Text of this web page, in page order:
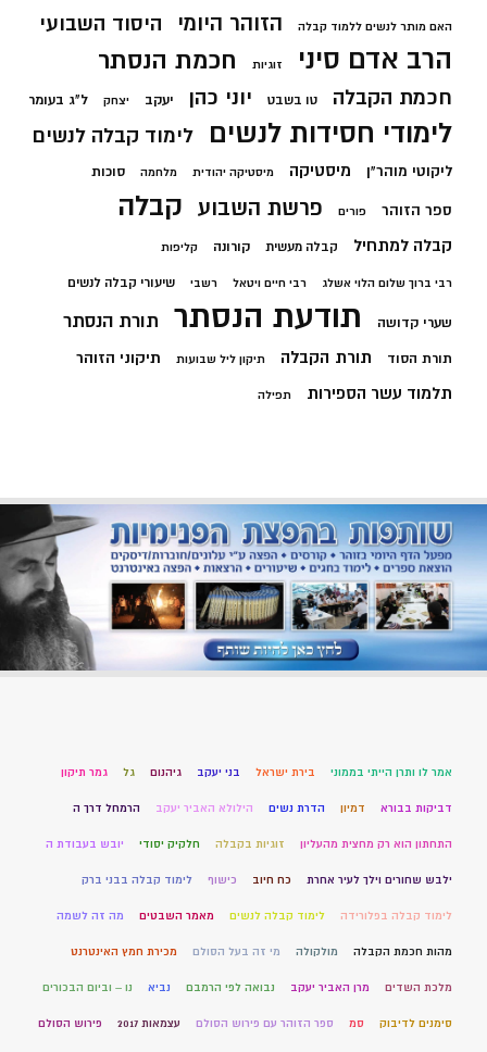
האם מותר לנשים ללמוד קבלה הזוהר היומי היסוד השבועי
הרב אדם סיני זוגיות חכמת הנסתר
חכמת הקבלה טו בשבט יוני כהן יעקב יצחק ל"ג בעומר
לימודי חסידות לנשים לימוד קבלה לנשים
ליקוטי מוהר"ן מיסטיקה מיסטיקה יהודית מלחמה סוכות
ספר הזוהר פורים פרשת השבוע קבלה
קבלה למתחיל קבלה מעשית קורונה קליפות
רבי ברוך שלום הלוי אשלג רבי חיים ויטאל רשבי שיעורי קבלה לנשים
שערי קדושה תודעת הנסתר תורת הנסתר
תורת הסוד תורת הקבלה תיקון ליל שבועות תיקוני הזוהר
תלמוד עשר הספירות תפילה
אמר לו ותרן הייתי בממוני בירת ישראל בני יעקב גיהנום גל גמר תיקון
דביקות בבורא דמיון הדרת נשים הילולא האביר יעקב הרמחל דרך ה
התחתון הוא רק מחצית מהעליון זוגיות בקבלה חלקיק יסודי יובש בעבודת ה
ילבש שחורים וילך לעיר אחרת כח חיוב כישוף לימוד קבלה בבני ברק
לימוד קבלה בפלורידה לימוד קבלה לנשים מאמר השבטים מה זה לשמה
מהות חכמת הקבלה מולקולה מי זה בעל הסולם מכירת חמץ האינטרנט
מלכת השדים מרן האביר יעקב נבואה לפי הרמבם נביא נו – וביום הבכורים
סימנים לדיבוק סמ ספר הזוהר עם פירוש הסולם עצמאות 2017 פירוש הסולם